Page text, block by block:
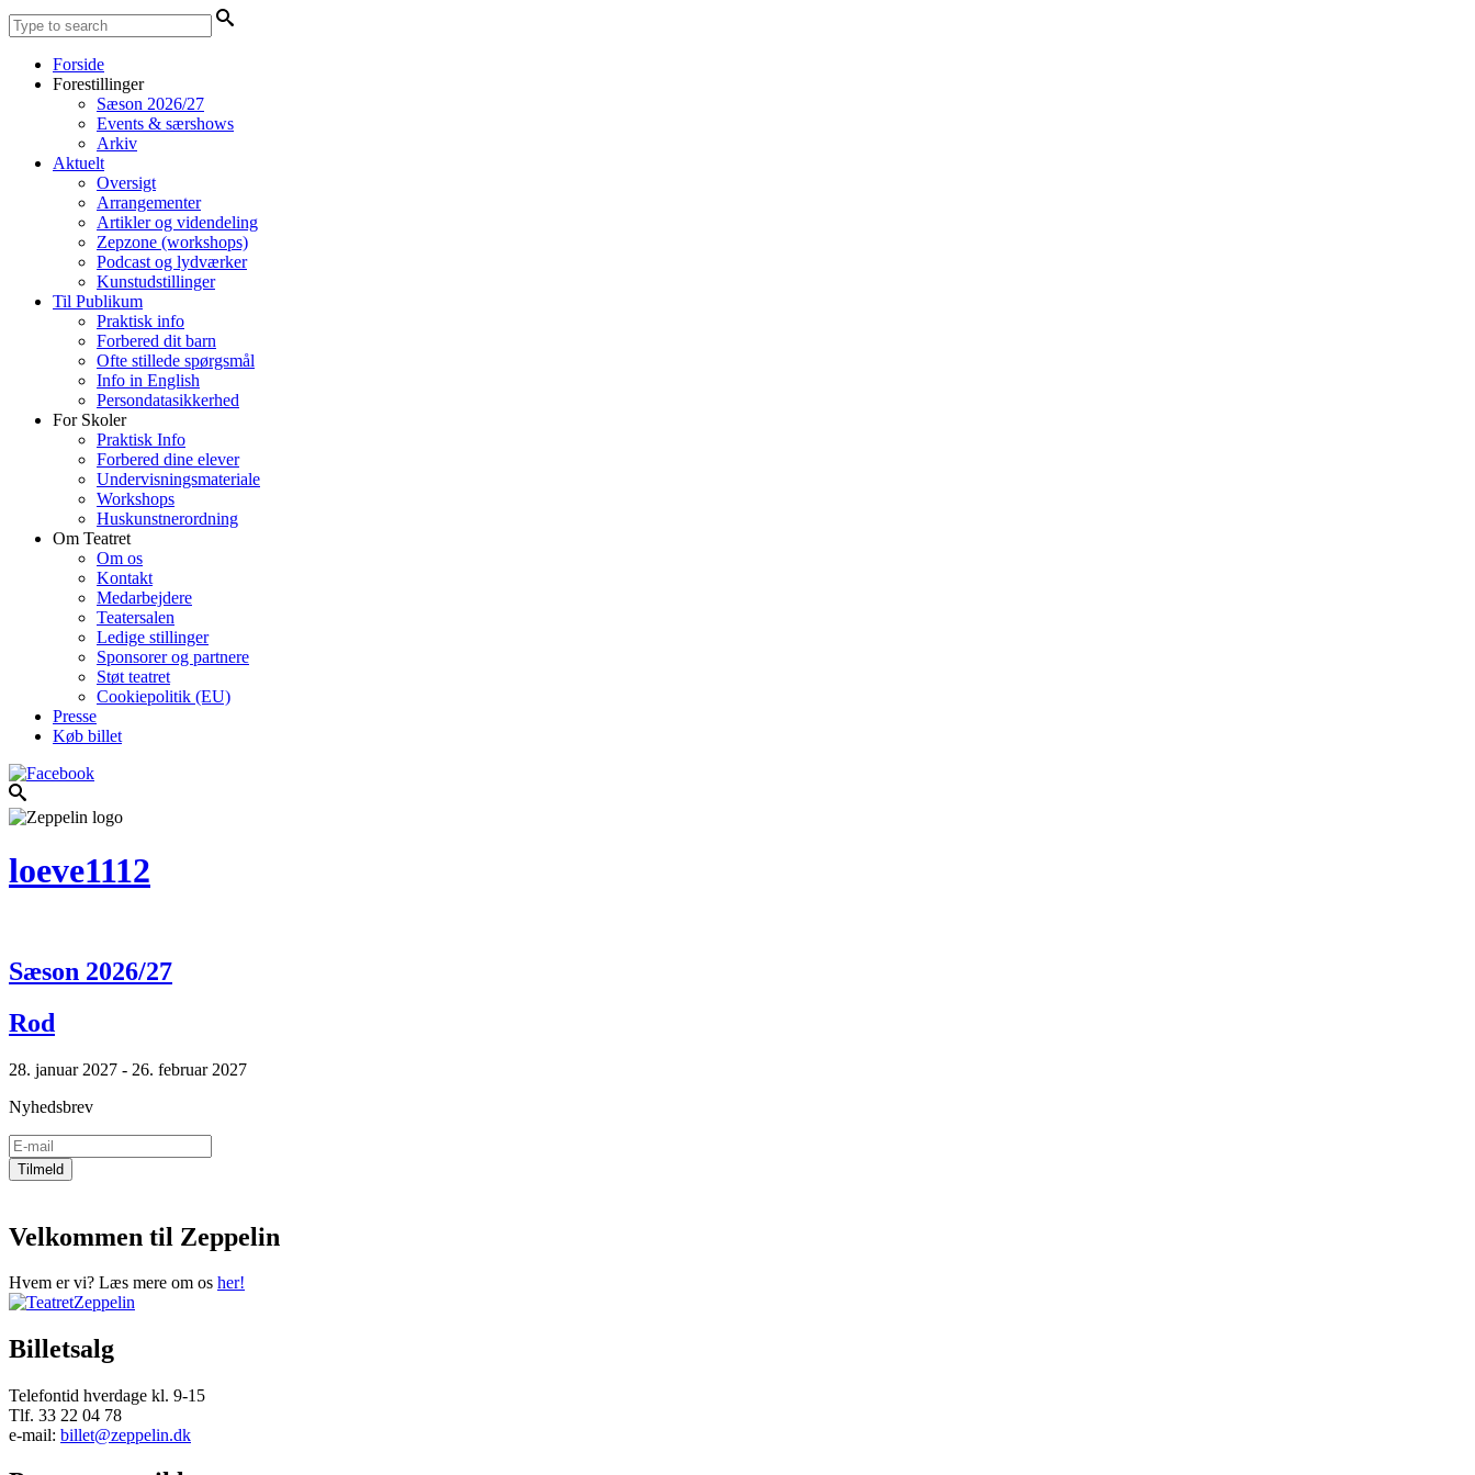
Forside
Forestillinger
Sæson 2026/27
Events & særshows
Arkiv
Aktuelt
Oversigt
Arrangementer
Artikler og videndeling
Zepzone (workshops)
Podcast og lydværker
Kunstudstillinger
Til Publikum
Praktisk info
Forbered dit barn
Ofte stillede spørgsmål
Info in English
Persondatasikkerhed
For Skoler
Praktisk Info
Forbered dine elever
Undervisningsmateriale
Workshops
Huskunstnerordning
Om Teatret
Om os
Kontakt
Medarbejdere
Teatersalen
Ledige stillinger
Sponsorer og partnere
Støt teatret
Cookiepolitik (EU)
Presse
Køb billet
loeve1112
Sæson 2026/27
Rod
28. januar 2027 - 26. februar 2027
Nyhedsbrev
Velkommen til Zeppelin
Hvem er vi? Læs mere om os her!
Billetsalg
Telefontid hverdage kl. 9-15
Tlf. 33 22 04 78
e-mail: billet@zeppelin.dk